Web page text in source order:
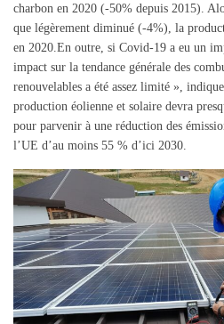
charbon en 2020 (-50% depuis 2015).
que légèrement diminué (-4%), la
en 2020.En outre, si Covid-19 a eu un
impact sur la tendance générale des
renouvelables a été assez limité »,
production éolienne et solaire devra
pour parvenir à une réduction des
l’UE d’au moins 55 % d’ici 2030.